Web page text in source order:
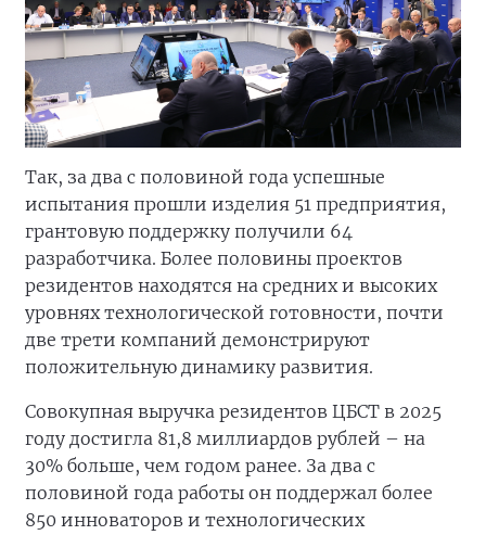
Так, за два с половиной года успешные
испытания прошли изделия 51 предприятия,
грантовую поддержку получили 64
разработчика. Более половины проектов
резидентов находятся на средних и высоких
уровнях технологической готовности, почти
две трети компаний демонстрируют
положительную динамику развития.
Совокупная выручка резидентов ЦБСТ в 2025
году достигла 81,8 миллиардов рублей – на
30% больше, чем годом ранее. За два с
половиной года работы он поддержал более
850 инноваторов и технологических